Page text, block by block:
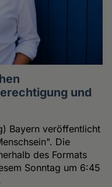
und
Bayern veröffentlicht
Die
des Formats
Sonntag um 6:45